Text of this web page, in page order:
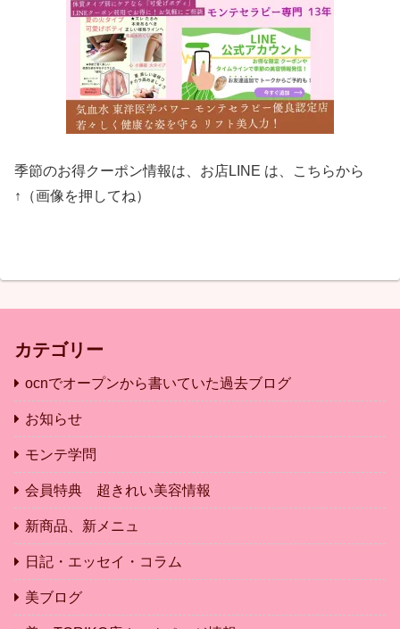
季節のお得クーポン情報は、お店LINE は、こちらから
↑（画像を押してね）
カテゴリー
ocnでオープンから書いていた過去ブログ
お知らせ
モンテ学問
会員特典 超きれい美容情報
新商品、新メニュ
日記・エッセイ・コラム
美ブログ